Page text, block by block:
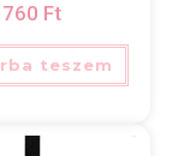
760 Ft
teszem